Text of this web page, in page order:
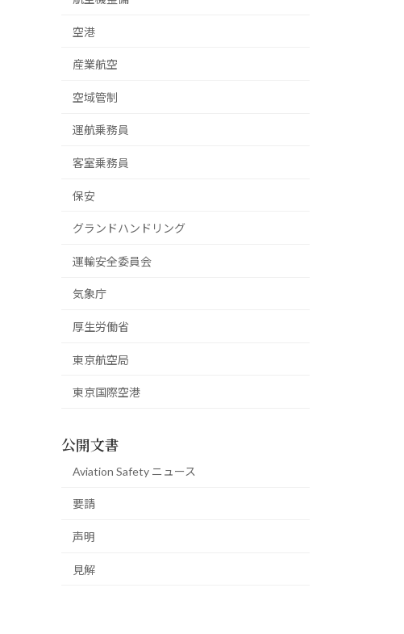
空港
産業航空
空域管制
運航乗務員
客室乗務員
保安
グランドハンドリング
運輸安全委員会
気象庁
厚生労働省
東京航空局
東京国際空港
公開文書
Aviation Safety ニュース
要請
声明
見解